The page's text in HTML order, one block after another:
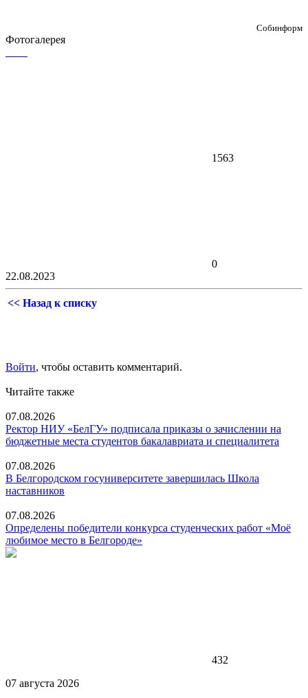
Собинформ
Фотогалерея
1563
0
22.08.2023
<< Назад к списку
Войти, чтобы оставить комментарий.
Читайте также
07.08.2026
Ректор НИУ «БелГУ» подписала приказы о зачислении на
бюджетные места студентов бакалавриата и специалитета
07.08.2026
В Белгородском госуниверситете завершилась Школа
наставников
07.08.2026
Определены победители конкурса студенческих работ «Моё
любимое место в Белгороде»
432
07 августа 2026